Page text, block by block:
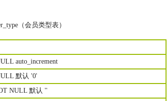
（会员类型表）
auto_increment
默认 '0'
NULL 默认 ''